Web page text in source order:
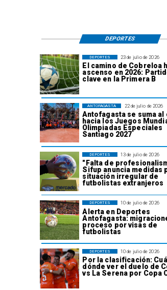
23 de julio de 2026
El camino de Cobreloa
ascenso en 2026:
clave en la Primera B
DEPORTES
22 de julio de 2026
Antofagasta se suma al
hacia los Juegos
Olimpiadas Especiales
Santiago 2027
ANTOFAGASTA
13 de julio de 2026
"Falta de
Sifup anuncia medidas
situación irregular de
futbolistas extranjeros
DEPORTES
10 de julio de 2026
Alerta en Deportes
Antofagasta:
proceso por visas de
futbolistas
DEPORTES
10 de julio de 2026
Por la clasificación:
dónde ver el duelo de
vs La Serena por Copa
DEPORTES
DEPORTES